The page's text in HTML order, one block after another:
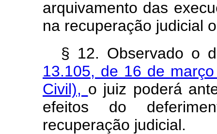
arquivamento das
na recuperação judicial
§ 12. Observado o
13.105, de 16 de
Civil), o juiz poderá
efeitos do
recuperação judicial.